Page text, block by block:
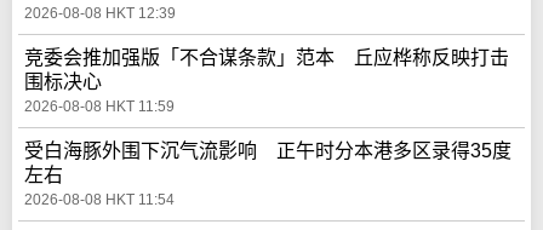
2026-08-08 HKT 12:39
竞委会推加强版「不合谋条款」范本 丘应桦称反映打击
围标决心
2026-08-08 HKT 11:59
受白海豚外围下沉气流影响 正午时分本港多区录得35度
左右
2026-08-08 HKT 11:54